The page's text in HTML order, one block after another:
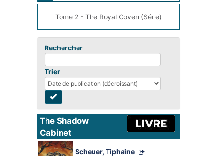
Tome 2 - The Royal Coven (Série)
Rechercher
Trier
The Shadow
Cabinet
Scheuer, Tiphaine